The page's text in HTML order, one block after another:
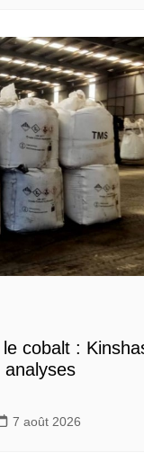
cobalt :
7 août 2026